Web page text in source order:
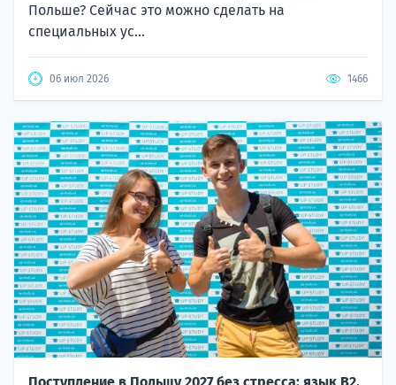
Польше? Сейчас это можно сделать на
специальных ус...
06 июл 2026 1466